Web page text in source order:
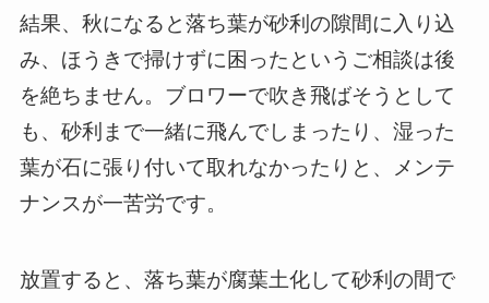
結果、秋になると落ち葉が砂利の隙間に入り込
み、ほうきで掃けずに困ったというご相談は後
を絶ちません。ブロワーで吹き飛ばそうとして
も、砂利まで一緒に飛んでしまったり、湿った
葉が石に張り付いて取れなかったりと、メンテ
ナンスが一苦労です。
放置すると、落ち葉が腐葉土化して砂利の間で